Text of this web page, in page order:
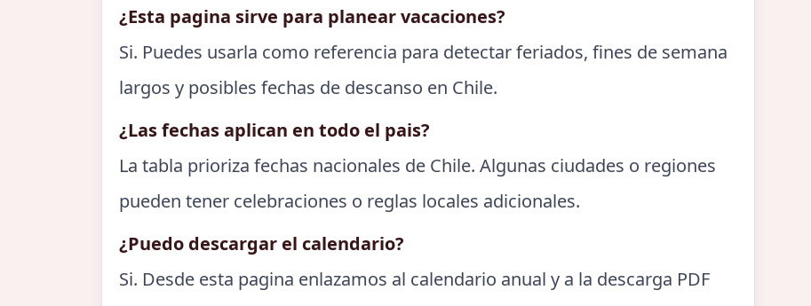
¿Esta pagina sirve para planear vacaciones?
Si. Puedes usarla como referencia para detectar feriados, fines de semana
largos y posibles fechas de descanso en Chile.
¿Las fechas aplican en todo el pais?
La tabla prioriza fechas nacionales de Chile. Algunas ciudades o regiones
pueden tener celebraciones o reglas locales adicionales.
¿Puedo descargar el calendario?
Si. Desde esta pagina enlazamos al calendario anual y a la descarga PDF